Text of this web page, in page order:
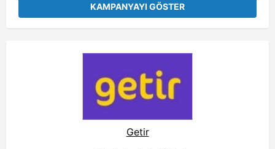
KAMPANYAYI GÖSTER
Getir